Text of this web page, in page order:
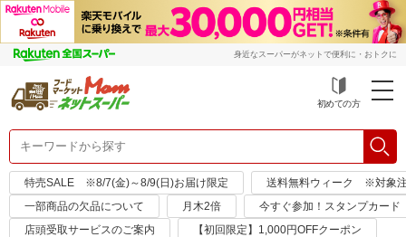
身近なスーパーがネットで便利に・おトクに
初めての方
特売SALE ※8/7(金)～8/9(日)お届け限定
送料無料ウィーク ※対象
一部商品の欠品について
月木2倍
今すぐ参加！スタンプカード
店頭受取サービスのご案内
【初回限定】1,000円OFFクーポン